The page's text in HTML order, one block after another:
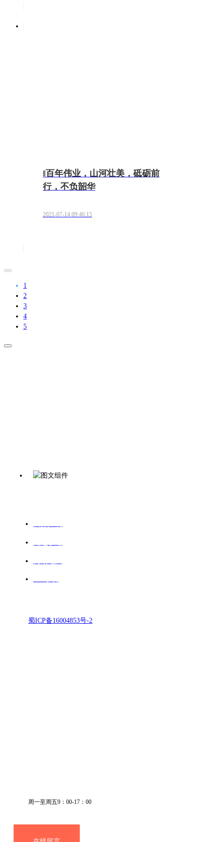
‖百年伟业，山河壮美，砥砺前
行，不负韶华
2021-07-14 09:46:15
1
2
3
4
5
蜀ICP备16004853号-2
周一至周五9：00-17：00